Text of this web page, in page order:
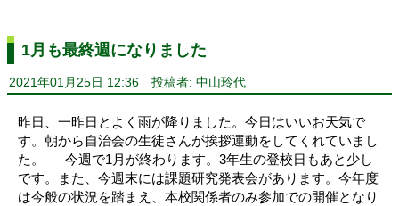
1月も最終週になりました
2021年01月25日 12:36 投稿者: 中山玲代
昨日、一昨日とよく雨が降りました。今日はいいお天気で
す。朝から自治会の生徒さんが挨拶運動をしてくれていまし
た。 今週で1月が終わります。3年生の登校日もあと少し
です。また、今週末には課題研究発表会があります。今年度
は今般の状況を踏まえ、本校関係者のみ参加での開催となり